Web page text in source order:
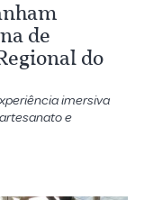
de
do
imersiva
e